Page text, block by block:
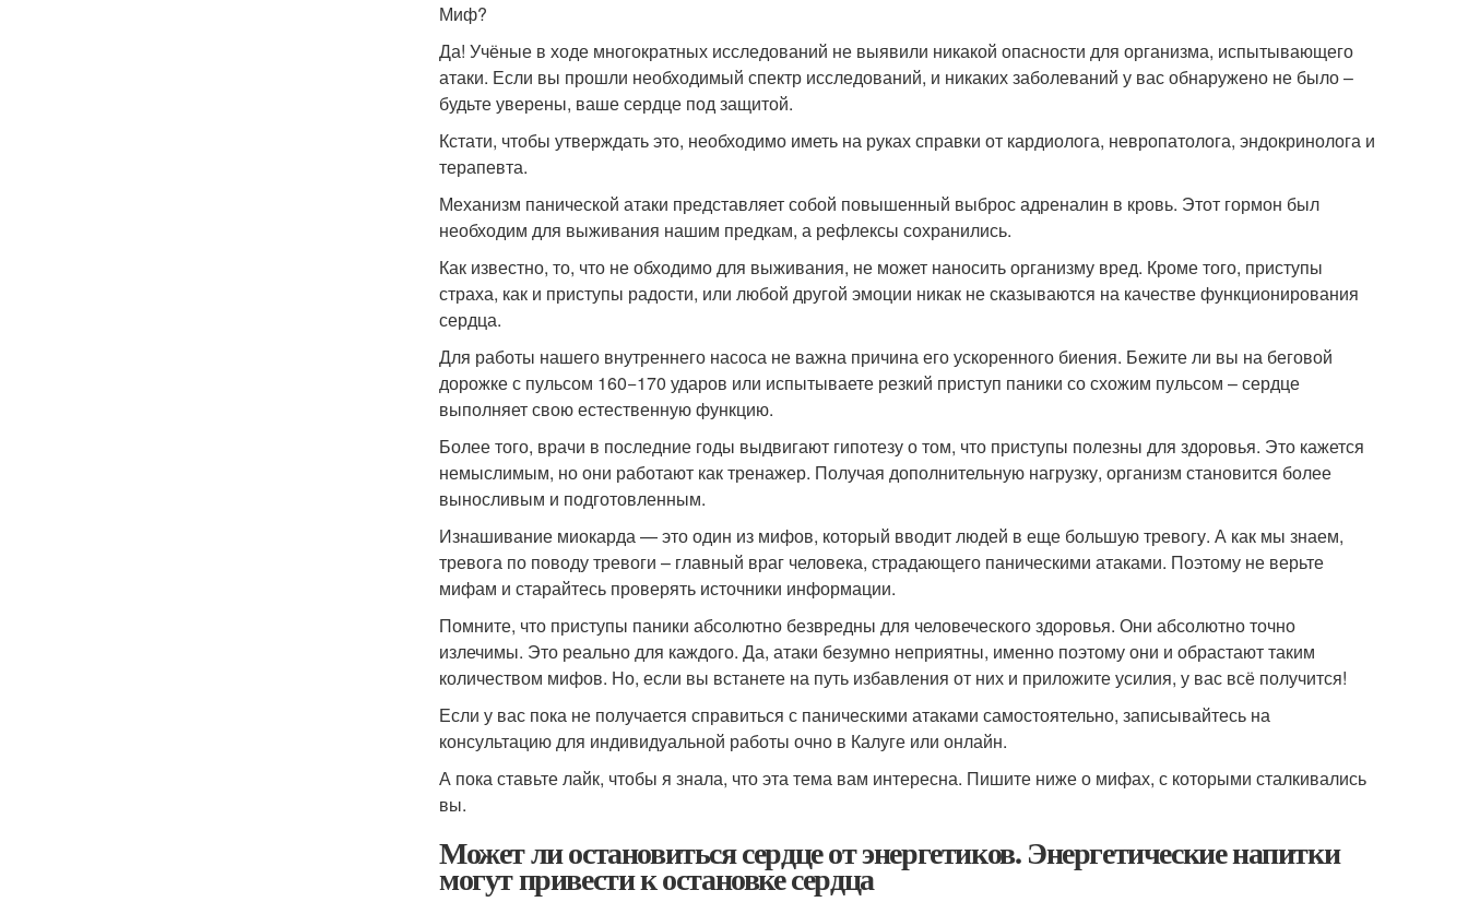
Миф?
Да! Учёные в ходе многократных исследований не выявили никакой опасности для организма, испытывающего
атаки. Если вы прошли необходимый спектр исследований, и никаких заболеваний у вас обнаружено не было –
будьте уверены, ваше сердце под защитой.
Кстати, чтобы утверждать это, необходимо иметь на руках справки от кардиолога, невропатолога, эндокринолога и
терапевта.
Механизм панической атаки представляет собой повышенный выброс адреналин в кровь. Этот гормон был
необходим для выживания нашим предкам, а рефлексы сохранились.
Как известно, то, что не обходимо для выживания, не может наносить организму вред. Кроме того, приступы
страха, как и приступы радости, или любой другой эмоции никак не сказываются на качестве функционирования
сердца.
Для работы нашего внутреннего насоса не важна причина его ускоренного биения. Бежите ли вы на беговой
дорожке с пульсом 160−170 ударов или испытываете резкий приступ паники со схожим пульсом – сердце
выполняет свою естественную функцию.
Более того, врачи в последние годы выдвигают гипотезу о том, что приступы полезны для здоровья. Это кажется
немыслимым, но они работают как тренажер. Получая дополнительную нагрузку, организм становится более
выносливым и подготовленным.
Изнашивание миокарда — это один из мифов, который вводит людей в еще большую тревогу. А как мы знаем,
тревога по поводу тревоги – главный враг человека, страдающего паническими атаками. Поэтому не верьте
мифам и старайтесь проверять источники информации.
Помните, что приступы паники абсолютно безвредны для человеческого здоровья. Они абсолютно точно
излечимы. Это реально для каждого. Да, атаки безумно неприятны, именно поэтому они и обрастают таким
количеством мифов. Но, если вы встанете на путь избавления от них и приложите усилия, у вас всё получится!
Если у вас пока не получается справиться с паническими атаками самостоятельно, записывайтесь на
консультацию для индивидуальной работы очно в Калуге или онлайн.
А пока ставьте лайк, чтобы я знала, что эта тема вам интересна. Пишите ниже о мифах, с которыми сталкивались
вы.
Может ли остановиться сердце от энергетиков. Энергетические напитки
могут привести к остановке сердца